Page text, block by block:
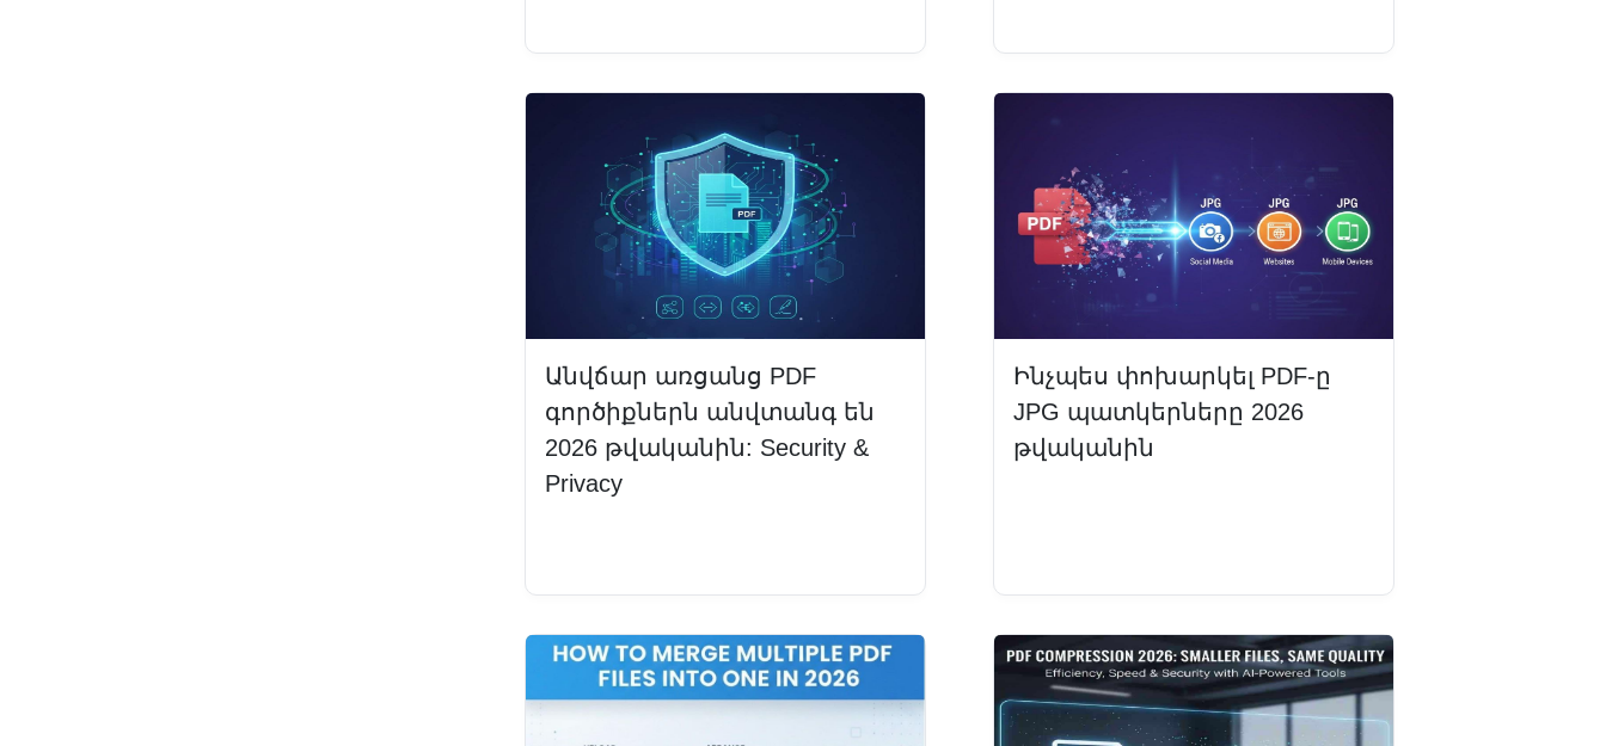
Անվճար առցանց PDF
գործիքներն անվտանգ են
2026 թվականին: Security &
Privacy
Ինչպես փոխարկել PDF-ը
JPG պատկերները 2026
թվականին